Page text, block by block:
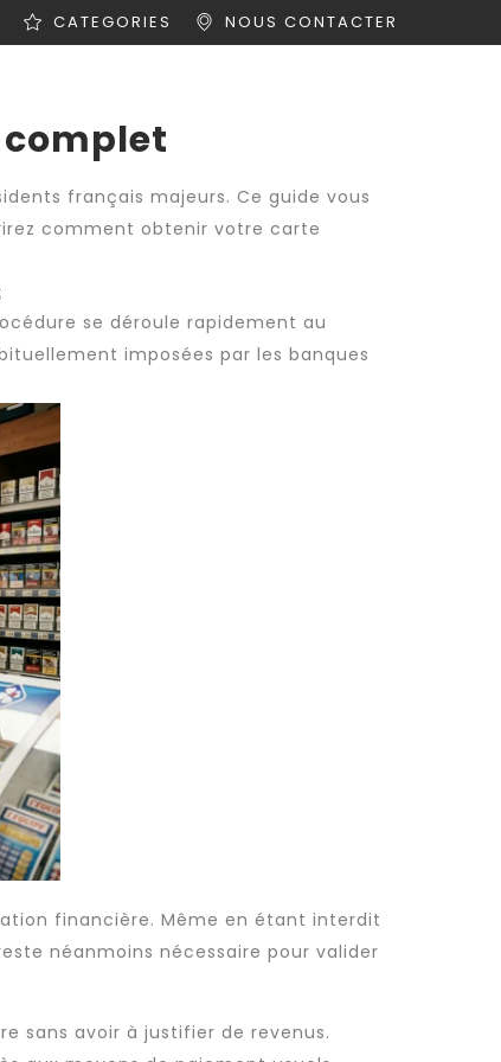
NOUS CONTACTER
CATEGORIES
français majeurs. Ce guide vous
comment obtenir votre carte
se déroule rapidement au
imposées par les banques
financière. Même en étant interdit
néanmoins nécessaire pour valider
sans avoir à justifier de revenus.